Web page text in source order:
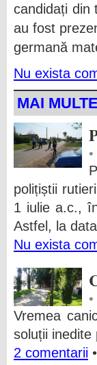
candidați din
au fost
germană
Nu exista
MAI
polițiștii
1 iulie a.c.,
Astfel, la
Nu exista
Vremea
soluții
2 comentarii •